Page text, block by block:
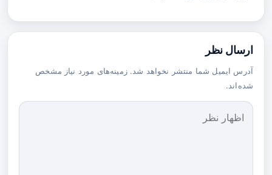
ارسال نظر
آدرس ایمیل شما منتشر نخواهد شد. زمینه‌های مورد نیاز مشخص
شده‌اند.